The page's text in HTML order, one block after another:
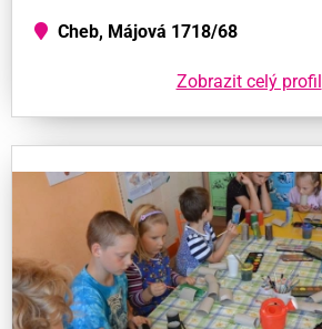
Cheb, Májová 1718/68
Zobrazit celý profil